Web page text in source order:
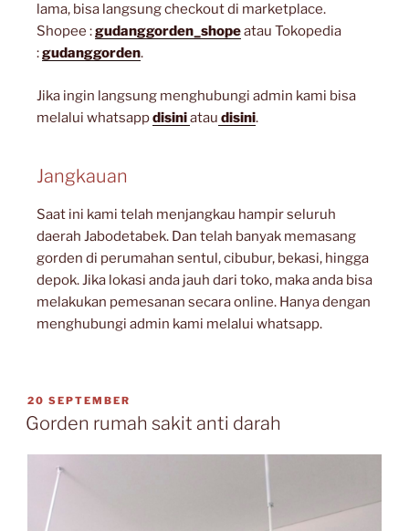
lama, bisa langsung checkout di marketplace.
Shopee :gudanggorden_shopeatau Tokopedia
:gudanggorden.
Jika ingin langsung menghubungi admin kami bisa
melalui whatsappdisiniatau disini.
Jangkauan
Saat ini kami telah menjangkau hampir seluruh
daerah Jabodetabek. Dan telah banyak memasang
gorden di perumahan sentul, cibubur, bekasi, hingga
depok. Jika lokasi anda jauh dari toko, maka anda bisa
melakukan pemesanan secara online. Hanya dengan
menghubungi admin kami melalui whatsapp.
20 SEPTEMBER
Gorden rumah sakit anti darah